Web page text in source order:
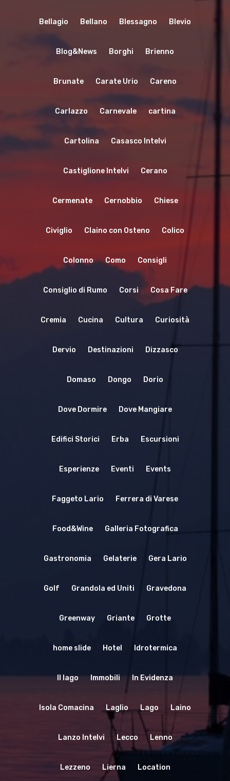
Bellagio Bellano Blessagno Blevio
Blog&News Borghi Brienno
Brunate Carate Urio Careno
Carlazzo Carnevale cartina
Cartolina Casasco Intelvi
Castiglione Intelvi Cerano
Cermenate Cernobbio Chiese
Civiglio Claino con Osteno Colico
Colonno Como Consigli
Consiglio di Rumo Corsi Cosa Fare
Cremia Cucina Cultura Curiosità
Dervio Destinazioni Dizzasco
Domaso Dongo Dorio
Dove Dormire Dove Mangiare
Edifici Storici Erba Escursioni
Esperienze Eventi Events
Faggeto Lario Ferrera di Varese
Food&Wine Galleria Fotografica
Gastronomia Gelaterie Gera Lario
Golf Grandola ed Uniti Gravedona
Greenway Griante Grotte
home slide Hotel Idrotermica
Il lago Immobili In Evidenza
Isola Comacina Laglio Lago Laino
Lanzo Intelvi Lecco Lenno
Lezzeno Lierna Location